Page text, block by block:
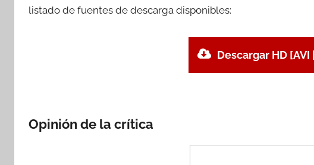
listado de fuentes de descarga disponibles:
Descargar HD [AVI
Opinión de la crítica